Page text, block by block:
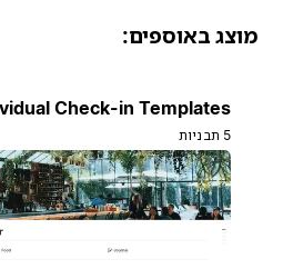
באוספים:
Individual Check-in Templates